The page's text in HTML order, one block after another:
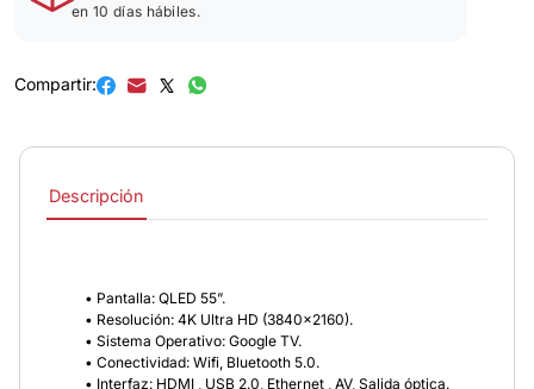
en 10 días hábiles.
Compartir:
Descripción
• Pantalla: QLED 55”.
• Resolución: 4K Ultra HD (3840x2160).
• Sistema Operativo: Google TV.
• Conectividad: Wifi, Bluetooth 5.0.
• Interfaz: HDMI , USB 2.0, Ethernet , AV, Salida óptica.